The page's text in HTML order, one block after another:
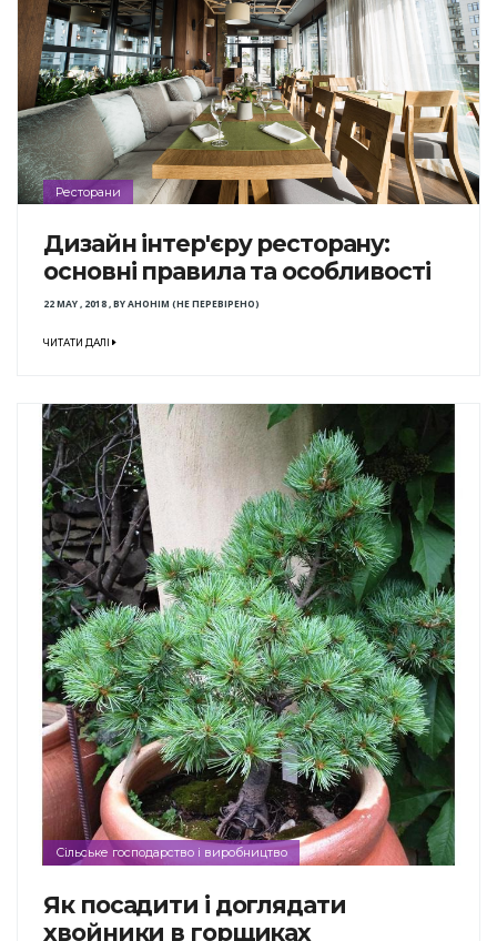
Ресторани
Дизайн інтер'єру ресторану:
основні правила та особливості
22 MAY , 2018,BYАНОНІМ (НЕ ПЕРЕВІРЕНО)
ЧИТАТИ ДАЛІ
Сільське господарство і виробництво
Як посадити і доглядати
хвойники в горщиках